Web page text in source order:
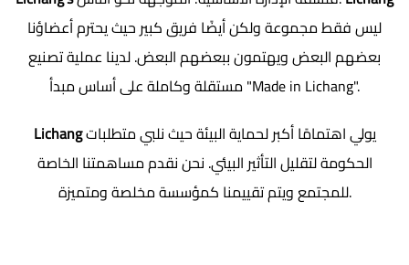
ليس فقط مجموعة ولكن أيضًا فريق كبير حيث يحترم أعضاؤنا
بعضهم البعض ويهتمون ببعضهم البعض. لدينا عملية تصنيع
مستقلة وكاملة على أساس مبدأ "Made in Lichang".
Lichangيولي اهتمامًا أكبر لحماية البيئة حيث نلبي متطلبات
الحكومة لتقليل التأثير البيئي. نحن نقدم مساهمتنا الخاصة
للمجتمع ويتم تقييمنا كمؤسسة مخلصة ومتميزة.